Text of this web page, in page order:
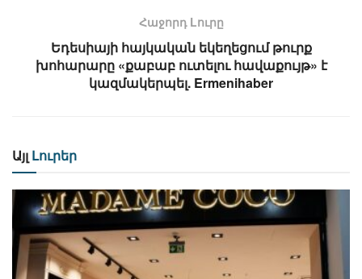
Հաջորդ Lուրը
Եդեսիայի հայկական եկեղեցում թուրք
խոհարարը «քաբաբ ուտելու հավաքույթ» է
կազմակերպել. Ermenihaber
Այլ Լուրեր